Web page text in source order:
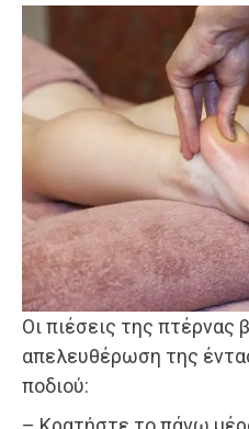
Οι πιέσεις της πτέρνας
απελευθέρωση της
ποδιού: